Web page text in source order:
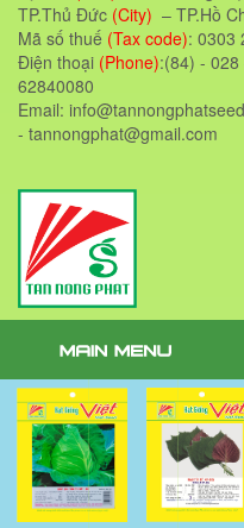
TP.Thủ Đức (City) – TP.Hồ
Mã số thuế (Tax code): 0303
Điện thoại (Phone):(84) -
62840080
Email:
- tannongphat@gmail.com